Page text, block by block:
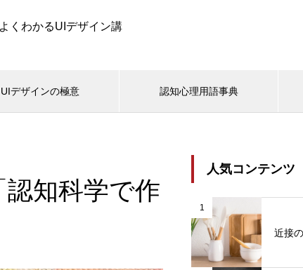
くわかるUIデザイン講
UIデザインの極意 認知心理用語事典
認知科学で考える「目的別メニ
認知
マイナス要素を無くすことが、ユ
実在サイ
あら
知科学で作
人気コンテンツ
1
近接